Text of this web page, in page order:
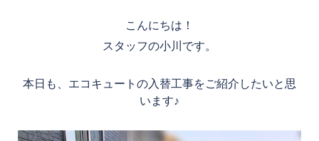
こんにちは！
スタッフの小川です。
本日も、エコキュートの入替工事をご紹介したいと思
います♪